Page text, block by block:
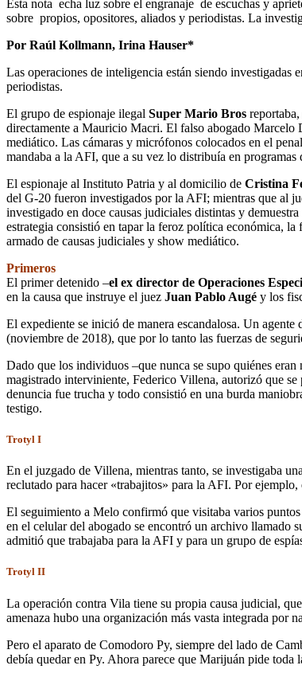
Esta nota echa luz sobre el engranaje de escuchas y
sobre propios, opositores, aliados y periodistas. La
Por Raúl Kollmann, Irina Hauser*
Las operaciones de inteligencia están siendo investigadas
periodistas.
El grupo de espionaje ilegal Super Mario Bros
directamente a Mauricio Macri. El falso abogado Marcelo
mediático. Las cámaras y micrófonos colocados en el
mandaba a la AFI, que a su vez lo distribuía en programas
El espionaje al Instituto Patria y al domicilio de Cristina
del G-20 fueron investigados por la AFI; mientras que al
investigado en doce causas judiciales distintas y
estrategia consistió en tapar la feroz política económica,
armado de causas judiciales y show mediático.
Primeros
El primer detenido –el ex director de Operaciones
en la causa que instruye el juez Juan Pablo Augé y los
El expediente se inició de manera escandalosa. Un
(noviembre de 2018), que por lo tanto las fuerzas de
Dado que los individuos –que nunca se supo quiénes
magistrado interviniente, Federico Villena, autorizó que
denuncia fue trucha y todo consistió en una burda
testigo.
Trotyl I
En el juzgado de Villena, mientras tanto, se investigaba
reclutado para hacer «trabajitos» para la AFI. Por
El seguimiento a Melo confirmó que visitaba varios
en el celular del abogado se encontró un archivo llamado
admitió que trabajaba para la AFI y para un grupo de
Trotyl II
La operación contra Vila tiene su propia causa judicial,
amenaza hubo una organización más vasta integrada por
Pero el aparato de Comodoro Py, siempre del lado de
debía quedar en Py. Ahora parece que Marijuán pide